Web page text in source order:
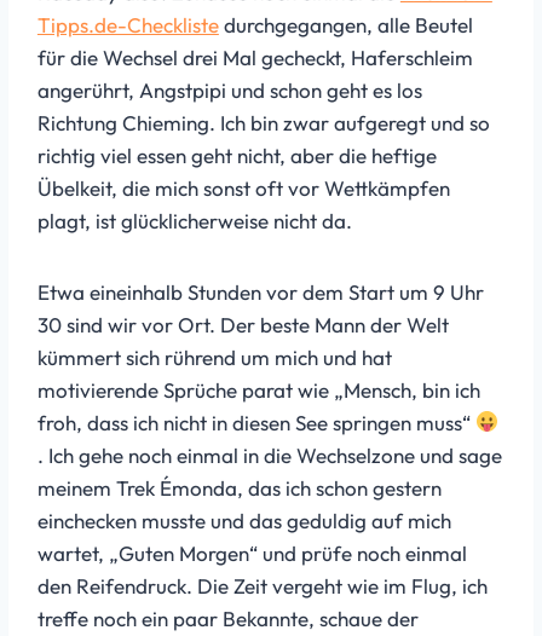
Tipps.de-Checklistedurchgegangen, alle Beutel
für die Wechsel drei Mal gecheckt, Haferschleim
angerührt, Angstpipi und schon geht es los
Richtung Chieming. Ich bin zwar aufgeregt und so
richtig viel essen geht nicht, aber die heftige
Übelkeit, die mich sonst oft vor Wettkämpfen
plagt, ist glücklicherweise nicht da.
Etwa eineinhalb Stunden vor dem Start um 9 Uhr
30 sind wir vor Ort. Der beste Mann der Welt
kümmert sich rührend um mich und hat
motivierende Sprüche parat wie „Mensch, bin ich
froh, dass ich nicht in diesen See springen muss“
. Ich gehe noch einmal in die Wechselzone und sage
meinem Trek Émonda, das ich schon gestern
einchecken musste und das geduldig auf mich
wartet, „Guten Morgen“ und prüfe noch einmal
den Reifendruck. Die Zeit vergeht wie im Flug, ich
treffe noch ein paar Bekannte, schaue der